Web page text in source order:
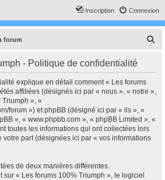
Connexion
Inscription
forum
e
- Politique de confidentialité
explique en détail comment « Les forums
affiliées (désignés ici par « nous », « notre »,
», «
forum ») et phpBB (désigné ici par « ils », «
», « www.phpbb.com », « phpBB Limited », «
toutes les informations qui ont collectées lors
votre part (désignées ici par « vos informations
de deux manières différentes.
sur « Les forums 100% Triumph », le logiciel